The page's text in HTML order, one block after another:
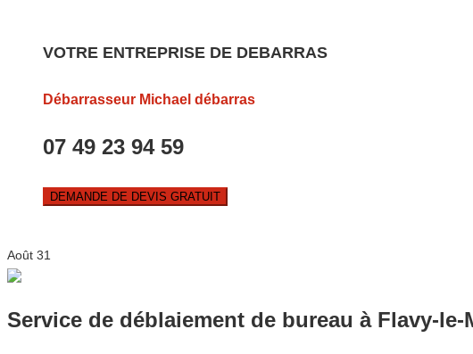
VOTRE ENTREPRISE DE DEBARRAS
Débarrasseur Michael débarras
07 49 23 94 59
DEMANDE DE DEVIS GRATUIT
Août 31
Service de déblaiement de bureau à Flavy-le-